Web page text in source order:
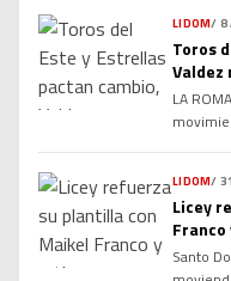
el inicio
grandes
próximo
LIDOM/ 8
Toros
Valdez
LA
en
los
2021,
LIDOM/
Licey
Santo